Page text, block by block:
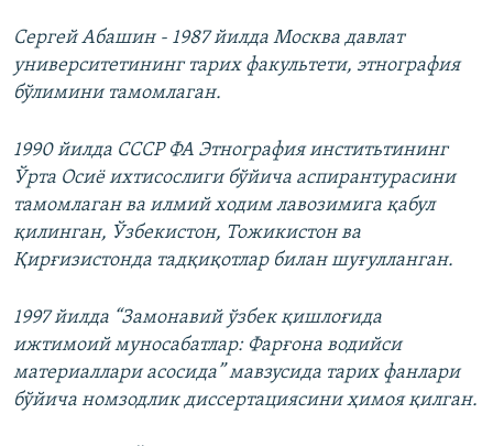
Сергей Абашин - 1987 йилда Москва давлат
университетининг тарих факультети, этнография
бўлимини тамомлаган.
1990 йилда СССР ФА Этнография инститьтининг
Ўрта Осиё ихтисослиги бўйича аспирантурасини
тамомлаган ва илмий ходим лавозимига қабул
қилинган, Ўзбекистон, Тожикистон ва
Қирғизистонда тадқиқотлар билан шуғулланган.
1997 йилда “Замонавий ўзбек қишлоғида
ижтимоий муносабатлар: Фарғона водийси
материаллари асосида” мавзусида тарих фанлари
бўйича номзодлик диссертациясини ҳимоя қилган.